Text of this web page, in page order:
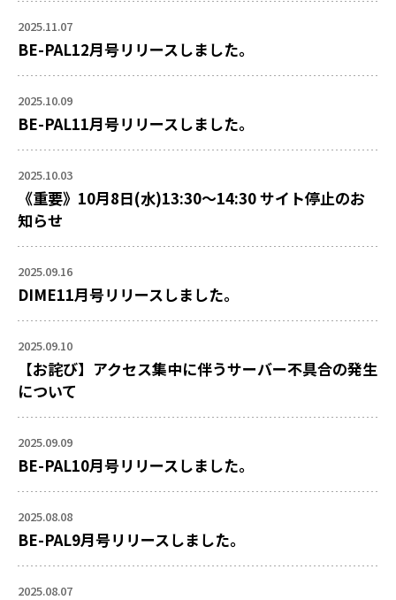
2025.11.07
BE-PAL12月号リリースしました。
2025.10.09
BE-PAL11月号リリースしました。
2025.10.03
《重要》10月8日(水)13:30～14:30 サイト停止のお
知らせ
2025.09.16
DIME11月号リリースしました。
2025.09.10
【お詫び】アクセス集中に伴うサーバー不具合の発生
について
2025.09.09
BE-PAL10月号リリースしました。
2025.08.08
BE-PAL9月号リリースしました。
2025.08.07